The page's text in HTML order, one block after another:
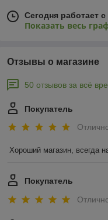
Сегодня работает
Показать весь
Отзывы о магазине
50 отзывов за всё
Покупатель
Хороший магазин, всегда
Покупатель